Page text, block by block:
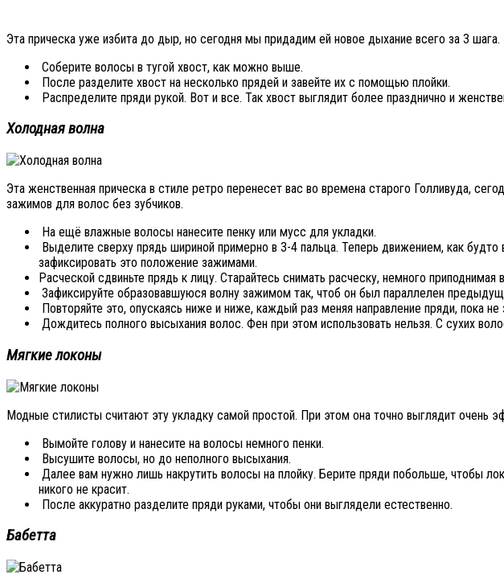
Эта прическа уже избита до дыр, но сегодня мы придадим ей новое дыхание всего за 3 шага.
Соберите волосы в тугой хвост, как можно выше.
После разделите хвост на несколько прядей и завейте их с помощью плойки.
Распределите пряди рукой. Вот и все. Так хвост выглядит более празднично и
Холодная волна
Эта женственная прическа в стиле ретро перенесет вас во времена старого Голливуда,
зажимов для волос без зубчиков.
На ещё влажные волосы нанесите пенку или мусс для укладки.
Выделите сверху прядь шириной примерно в 3-4 пальца. Теперь движением, как
зафиксировать это положение зажимами.
Расческой сдвиньте прядь к лицу. Старайтесь снимать расческу, немного
Зафиксируйте образовавшуюся волну зажимом так, чтоб он был параллелен
Повторяйте это, опускаясь ниже и ниже, каждый раз меняя направление пряди, пока
Дождитесь полного высыхания волос. Фен при этом использовать нельзя. С сухих
Мягкие локоны
Модные стилисты считают эту укладку самой простой. При этом она точно выглядит очень
Вымойте голову и нанесите на волосы немного пенки.
Высушите волосы, но до неполного высыхания.
Далее вам нужно лишь накрутить волосы на плойку. Берите пряди побольше, чтобы
никого не красит.
После аккуратно разделите пряди руками, чтобы они выглядели естественно.
Бабетта